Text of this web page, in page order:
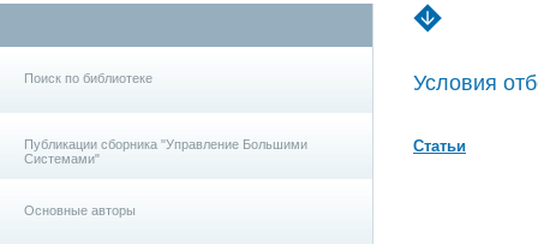
Поиск по библиотеке
Публикации сборника "Управление Большими
Системами"
Основные авторы
Условия
Статьи